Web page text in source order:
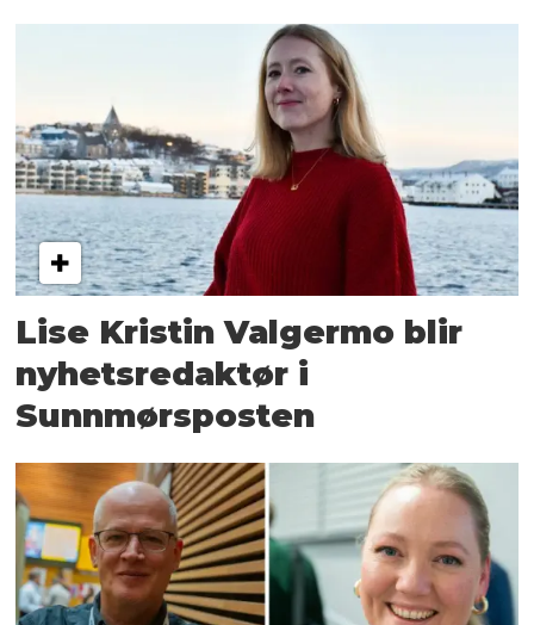
Lise Kristin Valgermo blir
nyhetsredaktør i
Sunnmørsposten